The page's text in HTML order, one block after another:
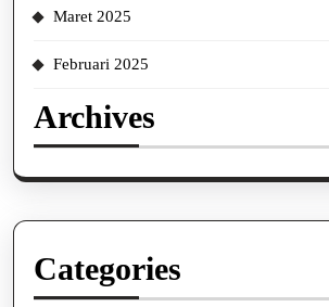
Maret 2025
Februari 2025
Archives
Categories